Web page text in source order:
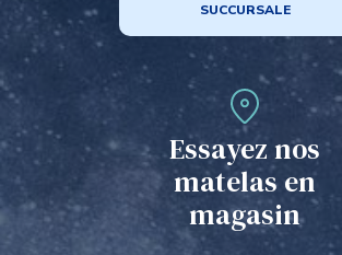
SUCCURSALE
Essayez nos
matelas en
magasin